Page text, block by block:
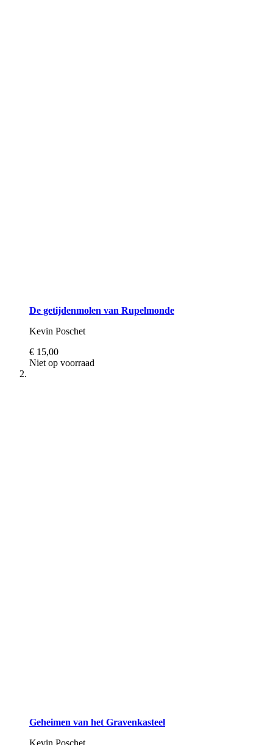
De getijdenmolen van Rupelmonde
Kevin Poschet
€ 15,00
Niet op voorraad
Geheimen van het Gravenkasteel